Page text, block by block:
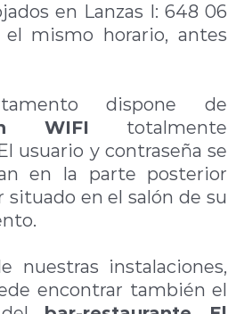
en Lanzas I: 648 06
el mismo horario, antes
dispone de
WIFI totalmente
usuario y contraseña se
en la parte posterior
situado en el salón de su
nuestras instalaciones,
encontrar también el